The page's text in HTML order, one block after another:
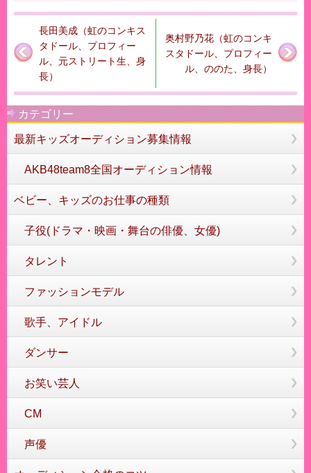
長田美成（虹のコンキス
タドール、プロフィー
ル、元ストリート生、身
長）
奥村野乃花（虹のコンキ
スタドール、プロフィー
ル、ののた、身長）
カテゴリー
最新キッズオーディション募集情報
AKB48team8全国オーディション情報
ベビー、キッズのお仕事の種類
子役(ドラマ・映画・舞台の俳優、女優)
タレント
ファッションモデル
歌手、アイドル
ダンサー
お笑い芸人
CM
声優